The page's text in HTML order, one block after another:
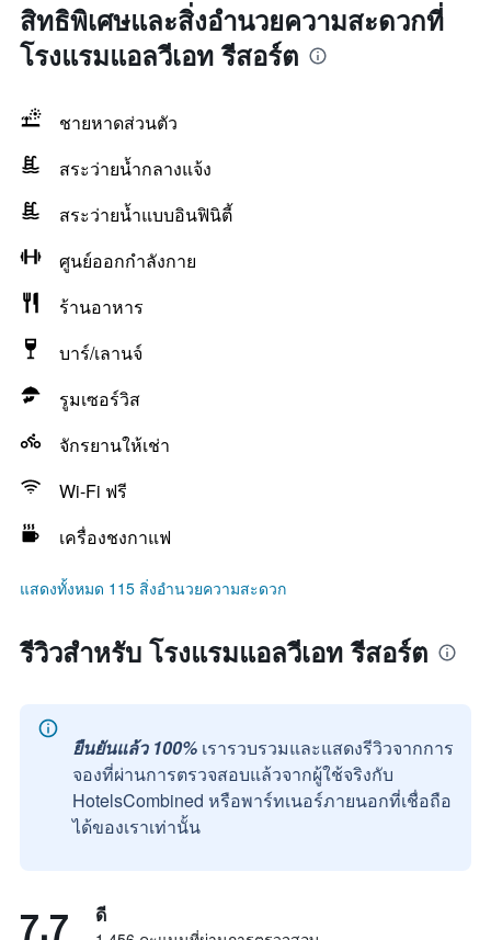
สิทธิพิเศษและสิ่งอำนวยความสะดวกที่
โรงแรมแอลวีเอท รีสอร์ต
ชายหาดส่วนตัว
สระว่ายน้ำกลางแจ้ง
สระว่ายน้ำแบบอินฟินิตี้
ศูนย์ออกกำลังกาย
ร้านอาหาร
บาร์/เลานจ์
รูมเซอร์วิส
จักรยานให้เช่า
Wi-Fi ฟรี
เครื่องชงกาแฟ
แสดงทั้งหมด 115 สิ่งอำนวยความสะดวก
รีวิวสำหรับ โรงแรมแอลวีเอท รีสอร์ต
ยืนยันแล้ว 100% เรารวบรวมและแสดงรีวิวจากการ
จองที่ผ่านการตรวจสอบแล้วจากผู้ใช้จริงกับ
HotelsCombined หรือพาร์ทเนอร์ภายนอกที่เชื่อถือ
ได้ของเราเท่านั้น
7.7 ดี